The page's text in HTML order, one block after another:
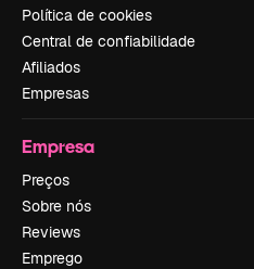
Política de cookies
Central de confiabilidade
Afiliados
Empresas
Empresa
Preços
Sobre nós
Reviews
Emprego